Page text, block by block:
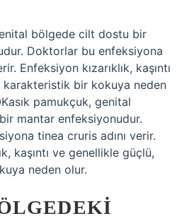
bölgede cilt dostu bir
Doktorlar bu enfeksiyona
Enfeksiyon kızarıklık, kaşıntı
bir kokuya neden
pamukçuk, genital
mantar enfeksiyonudur.
tinea cruris adını verir.
kaşıntı ve genellikle güçlü,
neden olur.